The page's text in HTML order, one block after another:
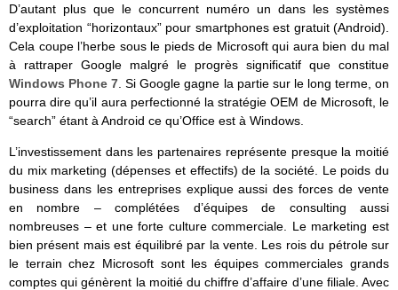
D’autant plus que le concurrent numéro un dans les systèmes
d’exploitation “horizontaux” pour smartphones est gratuit (Android).
Cela coupe l’herbe sous le pieds de Microsoft qui aura bien du mal
à rattraper Google malgré le progrès significatif que constitue
Windows Phone 7 . Si Google gagne la partie sur le long terme, on
pourra dire qu’il aura perfectionné la stratégie OEM de Microsoft, le
“search” étant à Android ce qu’Office est à Windows.
L’investissement dans les partenaires représente presque la moitié
du mix marketing (dépenses et effectifs) de la société. Le poids du
business dans les entreprises explique aussi des forces de vente
en nombre – complétées d’équipes de consulting aussi
nombreuses – et une forte culture commerciale. Le marketing est
bien présent mais est équilibré par la vente. Les rois du pétrole sur
le terrain chez Microsoft sont les équipes commerciales grands
comptes qui génèrent la moitié du chiffre d’affaire d’une filiale. Avec